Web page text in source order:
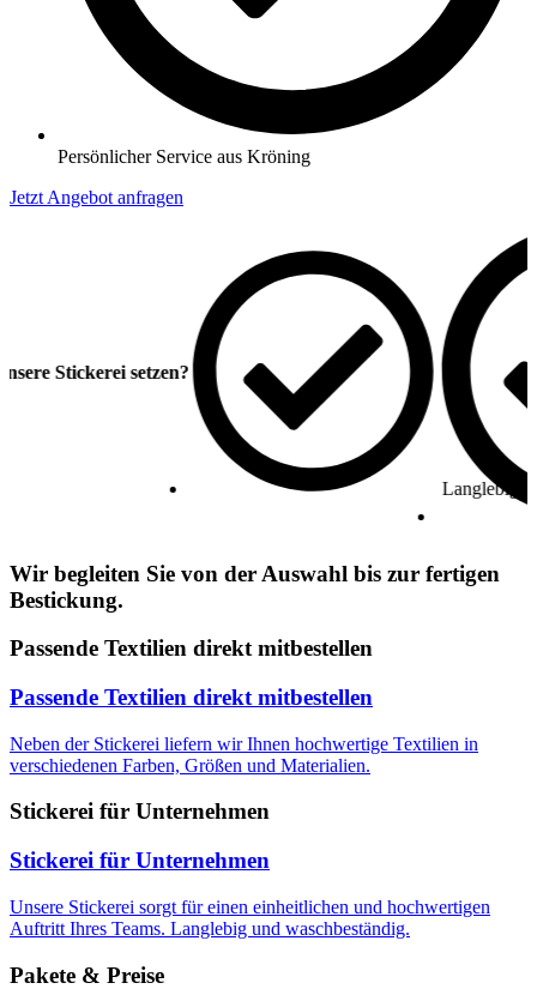
Persönlicher Service aus Kröning
Jetzt Angebot anfragen
Stickerei setzen?
Langlebige
Wir begleiten Sie von der Auswahl bis zur fertigen
Bestickung.
Passende Textilien direkt mitbestellen
Passende Textilien direkt mitbestellen
Neben der Stickerei liefern wir Ihnen hochwertige Textilien in
verschiedenen Farben, Größen und Materialien.
Stickerei für Unternehmen
Stickerei für Unternehmen
Unsere Stickerei sorgt für einen einheitlichen und hochwertigen
Auftritt Ihres Teams. Langlebig und waschbeständig.
Pakete & Preise